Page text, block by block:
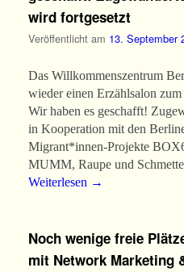
wird fortgesetzt
Veröffentlicht am 13. September
Das Willkommenszentrum
wieder einen Erzählsalon
Wir haben es geschafft!
in Kooperation mit den
Migrant*innen-Projekte
MUMM, Raupe und
Weiterlesen →
Noch wenige freie
mit Network Marketing